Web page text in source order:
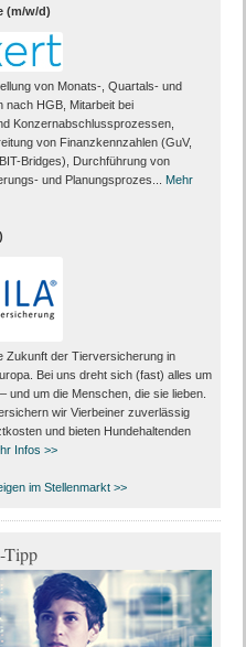
(m/w/d)
von Monats‑, Quartals‑ und
nach HGB, Mitarbeit bei
Konzernabschlussprozessen,
von Finanzkennzahlen (GuV,
Bridges), Durchführung von
und Planungsprozes...
Mehr
Zukunft der Tierversicherung in
Bei uns dreht sich (fast) alles um
und um die Menschen, die sie lieben.
wir Vierbeiner zuverlässig
und bieten Hundehaltenden
Infos >>
im Stellenmarkt >>
Tipp